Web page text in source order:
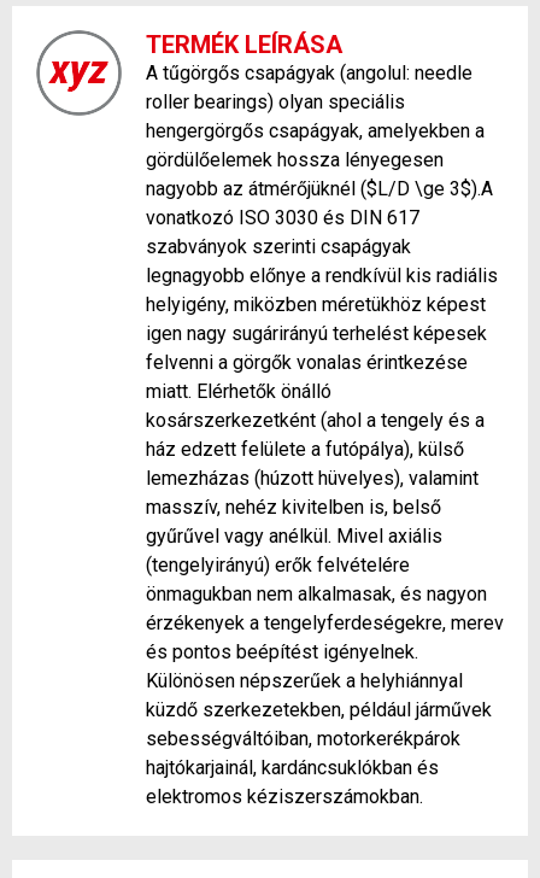
TERMÉK LEÍRÁSA
A tűgörgős csapágyak (angolul: needle
roller bearings) olyan speciális
hengergörgős csapágyak, amelyekben a
gördülőelemek hossza lényegesen
nagyobb az átmérőjüknél ($L/D \ge 3$).A
vonatkozó ISO 3030 és DIN 617
szabványok szerinti csapágyak
legnagyobb előnye a rendkívül kis radiális
helyigény, miközben méretükhöz képest
igen nagy sugárirányú terhelést képesek
felvenni a görgők vonalas érintkezése
miatt. Elérhetők önálló
kosárszerkezetként (ahol a tengely és a
ház edzett felülete a futópálya), külső
lemezházas (húzott hüvelyes), valamint
masszív, nehéz kivitelben is, belső
gyűrűvel vagy anélkül. Mivel axiális
(tengelyirányú) erők felvételére
önmagukban nem alkalmasak, és nagyon
érzékenyek a tengelyferdeségekre, merev
és pontos beépítést igényelnek.
Különösen népszerűek a helyhiánnyal
küzdő szerkezetekben, például járművek
sebességváltóiban, motorkerékpárok
hajtókarjainál, kardáncsuklókban és
elektromos kéziszerszámokban.